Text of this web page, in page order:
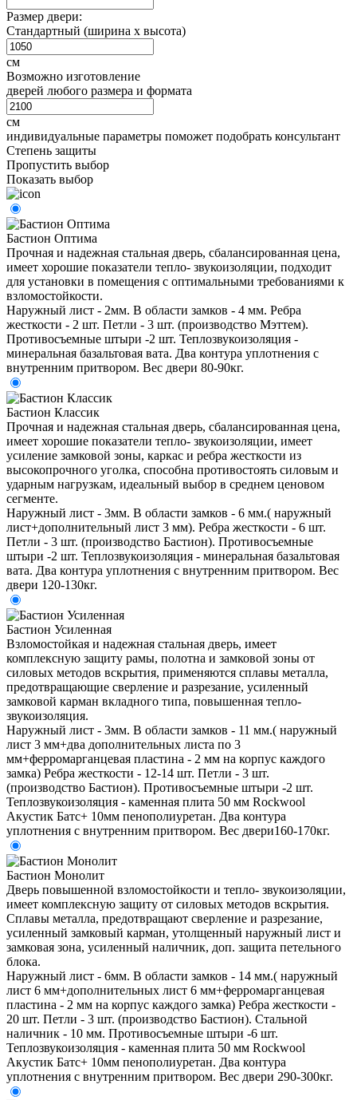
Размер двери:
Стандартный (ширина х высота)
см
Возможно изготовление
дверей любого размера и формата
см
индивидуальные параметры поможет подобрать консультант
Степень защиты
Пропустить выбор
Показать выбор
Бастион Оптима
Прочная и надежная стальная дверь, сбалансированная цена,
имеет хорошие показатели тепло- звукоизоляции, подходит
для установки в помещения с оптимальными требованиями к
взломостойкости.
Наружный лист - 2мм. В области замков - 4 мм. Ребра
жесткости - 2 шт. Петли - 3 шт. (производство Мэттем).
Противосъемные штыри -2 шт. Теплозвукоизоляция -
минеральная базальтовая вата. Два контура уплотнения с
внутренним притвором. Вес двери 80-90кг.
Бастион Классик
Прочная и надежная стальная дверь, сбалансированная цена,
имеет хорошие показатели тепло- звукоизоляции, имеет
усиление замковой зоны, каркас и ребра жесткости из
высокопрочного уголка, способна противостоять силовым и
ударным нагрузкам, идеальный выбор в среднем ценовом
сегменте.
Наружный лист - 3мм. В области замков - 6 мм.( наружный
лист+дополнительный лист 3 мм). Ребра жесткости - 6 шт.
Петли - 3 шт. (производство Бастион). Противосъемные
штыри -2 шт. Теплозвукоизоляция - минеральная базальтовая
вата. Два контура уплотнения с внутренним притвором. Вес
двери 120-130кг.
Бастион Усиленная
Взломостойкая и надежная стальная дверь, имеет
комплексную защиту рамы, полотна и замковой зоны от
силовых методов вскрытия, применяются сплавы металла,
предотвращающие сверление и разрезание, усиленный
замковой карман вкладного типа, повышенная тепло-
звукоизоляция.
Наружный лист - 3мм. В области замков - 11 мм.( наружный
лист 3 мм+два дополнительных листа по 3
мм+ферромарганцевая пластина - 2 мм на корпус каждого
замка) Ребра жесткости - 12-14 шт. Петли - 3 шт.
(производство Бастион). Противосъемные штыри -2 шт.
Теплозвукоизоляция - каменная плита 50 мм Rockwool
Акустик Батс+ 10мм пенополиуретан. Два контура
уплотнения с внутренним притвором. Вес двери160-170кг.
Бастион Монолит
Дверь повышенной взломостойкости и тепло- звукоизоляции,
имеет комплексную защиту от силовых методов вскрытия.
Сплавы металла, предотвращают сверление и разрезание,
усиленный замковый карман, утолщенный наружный лист и
замковая зона, усиленный наличник, доп. защита петельного
блока.
Наружный лист - 6мм. В области замков - 14 мм.( наружный
лист 6 мм+дополнительных лист 6 мм+ферромарганцевая
пластина - 2 мм на корпус каждого замка) Ребра жесткости -
20 шт. Петли - 3 шт. (производство Бастион). Стальной
наличник - 10 мм. Противосъемные штыри -6 шт.
Теплозвукоизоляция - каменная плита 50 мм Rockwool
Акустик Батс+ 10мм пенополиуретан. Два контура
уплотнения с внутренним притвором. Вес двери 290-300кг.